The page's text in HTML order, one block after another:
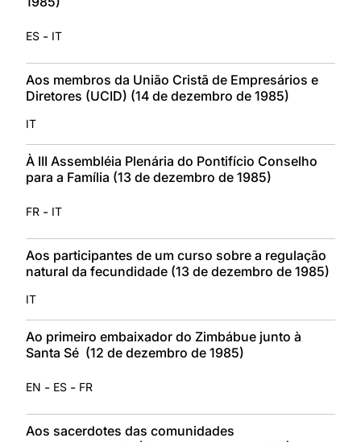
ES - IT
Aos membros da União Cristã de Empresários e
Diretores (UCID) (14 de dezembro de 1985)
IT
À III Assembléia Plenária do Pontifício Conselho
para a Família (13 de dezembro de 1985)
FR - IT
Aos participantes de um curso sobre a regulação
natural da fecundidade (13 de dezembro de 1985)
IT
Ao primeiro embaixador do Zimbábue junto à
Santa Sé (12 de dezembro de 1985)
EN - ES - FR
Aos sacerdotes das comunidades